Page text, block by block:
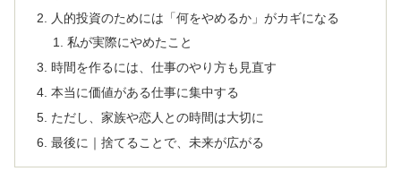
人的投資のためには「何をやめるか」がカギになる
私が実際にやめたこと
時間を作るには、仕事のやり方も見直す
本当に価値がある仕事に集中する
ただし、家族や恋人との時間は大切に
最後に｜捨てることで、未来が広がる